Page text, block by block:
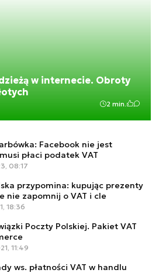
w internecie. Obroty
2 min.
Facebook nie jest
płaci podatek VAT
08:17
przypomina: kupując prezenty
nie zapomnij o VAT i cle
18:36
Poczty Polskiej. Pakiet VAT
11:49
ws. płatności VAT w handlu